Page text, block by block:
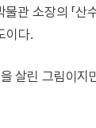
관 소장의 「산
이다.
살린 그림이지